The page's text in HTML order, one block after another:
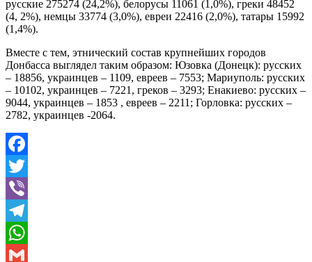
русские 275274 (24,2%), белорусы 11061 (1,0%), греки 48452
(4, 2%), немцы 33774 (3,0%), евреи 22416 (2,0%), татары 15992
(1,4%).
Вместе с тем, этнический состав крупнейших городов
Донбасса выглядел таким образом: Юзовка (Донецк): русских
– 18856, украинцев – 1109, евреев – 7553; Мариуполь: русских
– 10102, украинцев – 7221, греков – 3293; Енакиево: русских –
9044, украинцев – 1853 , евреев – 2211; Горловка: русских –
2782, украинцев -2064.
Facebook
Twitter
Viber
Telegram
WhatsApp